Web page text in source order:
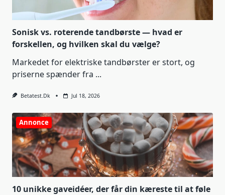
Sonisk vs. roterende tandbørste — hvad er
forskellen, og hvilken skal du vælge?
Markedet for elektriske tandbørster er stort, og
priserne spænder fra ...
Betatest.dk Jul 18, 2026
Annonce
10 unikke gaveidéer, der får din kæreste til at føle